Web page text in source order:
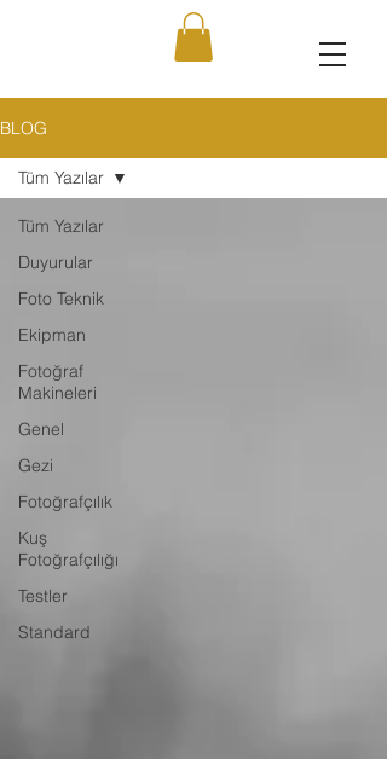
BLOG
Tüm Yazılar
Duyurular
Foto Teknik
Ekipman
Fotoğraf
Makineleri
Genel
Gezi
Fotoğrafçılık
Kuş
Fotoğrafçılığı
Testler
Standard
Tüm Yazılar